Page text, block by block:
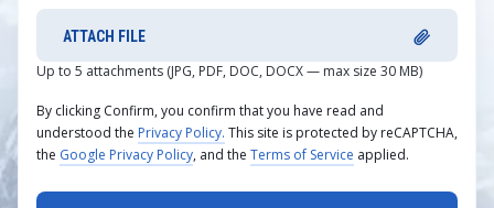
ATTACH FILE
Up to 5 attachments (JPG, PDF, DOC, DOCX — max size 30 MB)
By clicking Confirm, you confirm that you have read and
understood the Privacy Policy. This site is protected by reCAPTCHA,
the Google Privacy Policy, and the Terms of Service applied.